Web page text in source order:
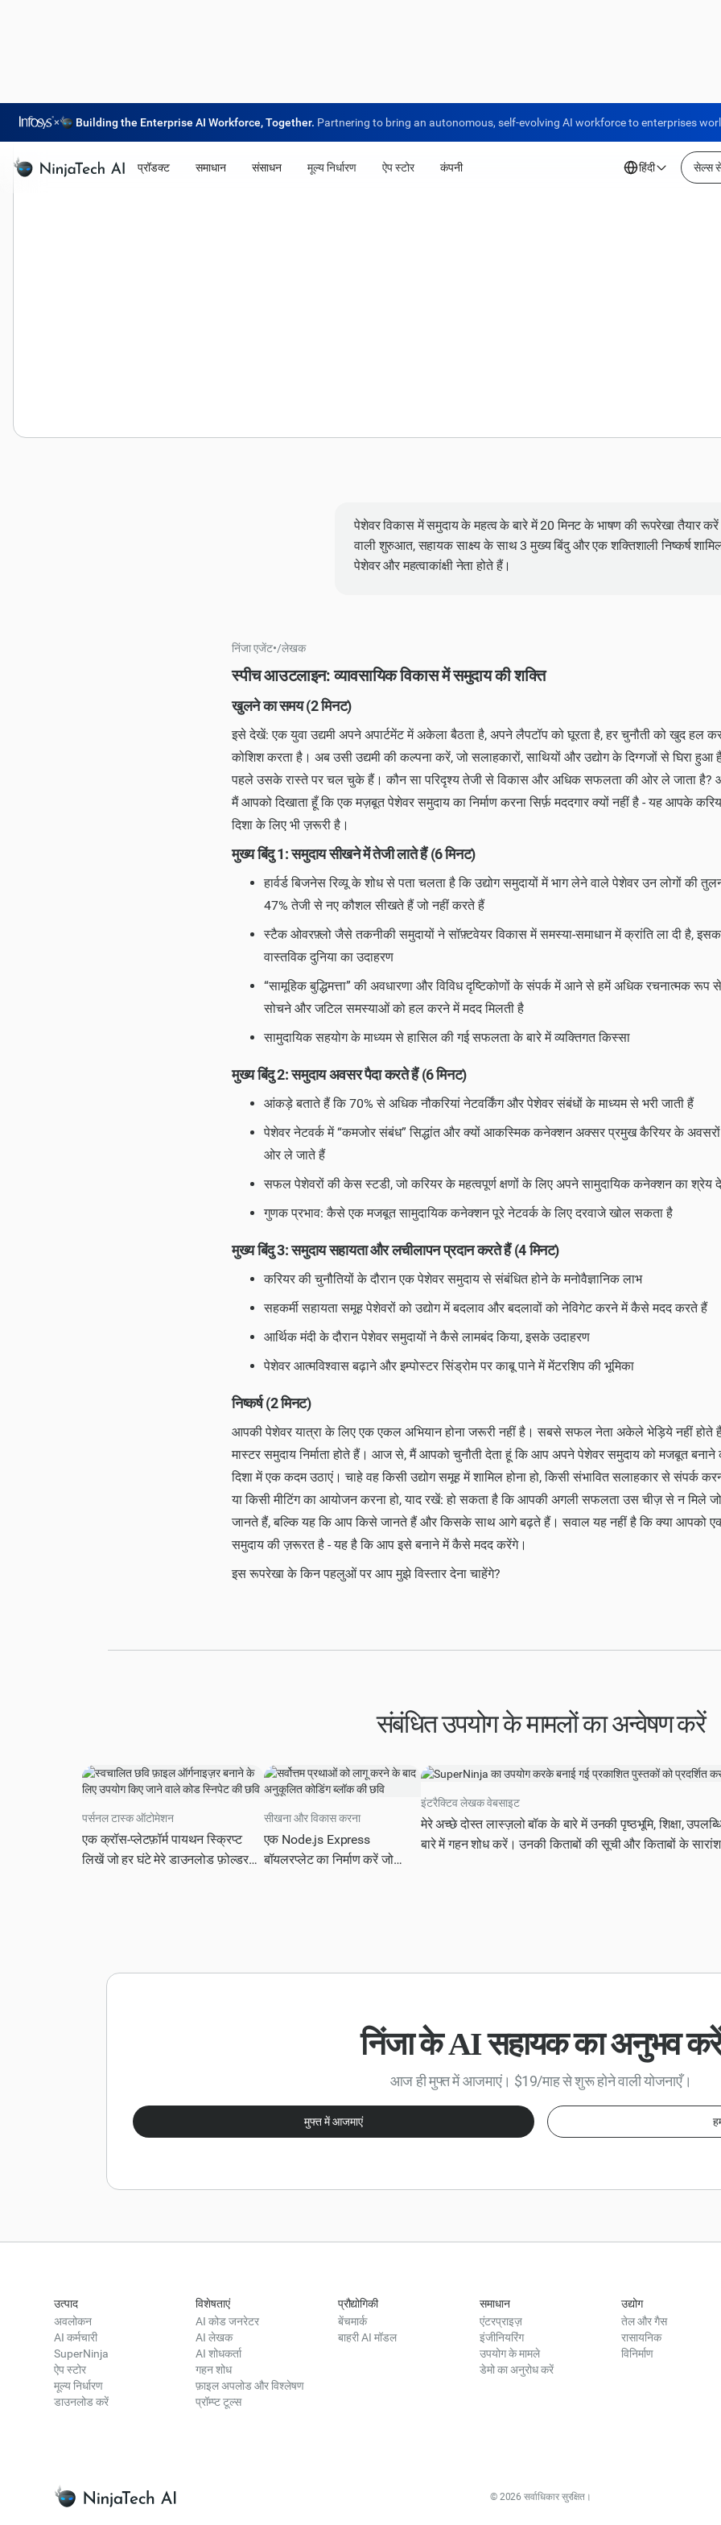
× Building the Enterprise AI Workforce, Together. Partnering to bring an autonomous, self-evolving AI workforce to enterprises
प्रॉडक्ट समाधान संसाधन मूल्य निर्धारण ऐप स्टोर कंपनी हिंदी सेल्स
पेशेवर विकास में समुदाय के महत्व के बारे में 20 मिनट के भाषण की रूपरेखा तैयार
वाली शुरुआत, सहायक साक्ष्य के साथ 3 मुख्य बिंदु और एक शक्तिशाली निष्कर्ष
पेशेवर और महत्वाकांक्षी नेता होते हैं।
निंजा एजेंट•/लेखक
स्पीच आउटलाइन: व्यावसायिक विकास में समुदाय की शक्ति
खुलने का समय (2 मिनट)
इसे देखें: एक युवा उद्यमी अपने अपार्टमेंट में अकेला बैठता है, अपने लैपटॉप को घूरता है, हर चुनौती को खुद हल
कोशिश करता है। अब उसी उद्यमी की कल्पना करें, जो सलाहकारों, साथियों और उद्योग के दिग्गजों से घिरा हुआ
पहले उसके रास्ते पर चल चुके हैं। कौन सा परिदृश्य तेजी से विकास और अधिक सफलता की ओर ले जाता है?
मैं आपको दिखाता हूँ कि एक मज़बूत पेशेवर समुदाय का निर्माण करना सिर्फ़ मददगार क्यों नहीं है - यह आपके
दिशा के लिए भी ज़रूरी है।
मुख्य बिंदु 1: समुदाय सीखने में तेजी लाते हैं (6 मिनट)
हार्वर्ड बिजनेस रिव्यू के शोध से पता चलता है कि उद्योग समुदायों में भाग लेने वाले पेशेवर उन लोगों की
47% तेजी से नए कौशल सीखते हैं जो नहीं करते हैं
स्टैक ओवरफ़्लो जैसे तकनीकी समुदायों ने सॉफ़्टवेयर विकास में समस्या-समाधान में क्रांति ला दी है,
वास्तविक दुनिया का उदाहरण
“सामूहिक बुद्धिमत्ता” की अवधारणा और विविध दृष्टिकोणों के संपर्क में आने से हमें अधिक रचनात्मक रूप से
सोचने और जटिल समस्याओं को हल करने में मदद मिलती है
सामुदायिक सहयोग के माध्यम से हासिल की गई सफलता के बारे में व्यक्तिगत किस्सा
मुख्य बिंदु 2: समुदाय अवसर पैदा करते हैं (6 मिनट)
आंकड़े बताते हैं कि 70% से अधिक नौकरियां नेटवर्किंग और पेशेवर संबंधों के माध्यम से भरी जाती हैं
पेशेवर नेटवर्क में “कमजोर संबंध” सिद्धांत और क्यों आकस्मिक कनेक्शन अक्सर प्रमुख कैरियर के
ओर ले जाते हैं
सफल पेशेवरों की केस स्टडी, जो करियर के महत्वपूर्ण क्षणों के लिए अपने सामुदायिक कनेक्शन का श्रेय
गुणक प्रभाव: कैसे एक मजबूत सामुदायिक कनेक्शन पूरे नेटवर्क के लिए दरवाजे खोल सकता है
मुख्य बिंदु 3: समुदाय सहायता और लचीलापन प्रदान करते हैं (4 मिनट)
करियर की चुनौतियों के दौरान एक पेशेवर समुदाय से संबंधित होने के मनोवैज्ञानिक लाभ
सहकर्मी सहायता समूह पेशेवरों को उद्योग में बदलाव और बदलावों को नेविगेट करने में कैसे मदद करते हैं
आर्थिक मंदी के दौरान पेशेवर समुदायों ने कैसे लामबंद किया, इसके उदाहरण
पेशेवर आत्मविश्वास बढ़ाने और इम्पोस्टर सिंड्रोम पर काबू पाने में मेंटरशिप की भूमिका
निष्कर्ष (2 मिनट)
आपकी पेशेवर यात्रा के लिए एक एकल अभियान होना जरूरी नहीं है। सबसे सफल नेता अकेले भेड़िये नहीं होते
मास्टर समुदाय निर्माता होते हैं। आज से, मैं आपको चुनौती देता हूं कि आप अपने पेशेवर समुदाय को मजबूत बनाने
दिशा में एक कदम उठाएं। चाहे वह किसी उद्योग समूह में शामिल होना हो, किसी संभावित सलाहकार से संपर्क
या किसी मीटिंग का आयोजन करना हो, याद रखें: हो सकता है कि आपकी अगली सफलता उस चीज़ से न मिले
जानते हैं, बल्कि यह कि आप किसे जानते हैं और किसके साथ आगे बढ़ते हैं। सवाल यह नहीं है कि क्या आपको
समुदाय की ज़रूरत है - यह है कि आप इसे बनाने में कैसे मदद करेंगे।
इस रूपरेखा के किन पहलुओं पर आप मुझे विस्तार देना चाहेंगे?
संबंधित उपयोग के मामलों का अन्वेषण करें
पर्सनल टास्क ऑटोमेशन
एक क्रॉस-प्लेटफ़ॉर्म पायथन स्क्रिप्ट
लिखें जो हर घंटे मेरे डाउनलोड फ़ोल्डर
सीखना और विकास करना
एक Node.js Express
बॉयलरप्लेट का निर्माण करें जो
इंटरैक्टिव लेखक वेबसाइट
मेरे अच्छे दोस्त लास्ज़लो बॉक के बारे में उनकी पृष्ठभूमि, शिक्षा,
बारे में गहन शोध करें। उनकी किताबों की सूची और किताबों के
निंजा के AI सहायक का अनुभव करें
आज ही मुफ्त में आजमाएं। $19/माह से शुरू होने वाली योजनाएँ।
मुफ्त में आजमाएं
उत्पाद
अवलोकन
AI कर्मचारी
SuperNinja
ऐप स्टोर
मूल्य निर्धारण
डाउनलोड करें
विशेषताएं
AI कोड जनरेटर
AI लेखक
AI शोधकर्ता
गहन शोध
फ़ाइल अपलोड और विश्लेषण
प्रॉम्प्ट टूल्स
प्रौद्योगिकी
बेंचमार्क
बाहरी AI मॉडल
समाधान
एंटरप्राइज़
इंजीनियरिंग
उपयोग के मामले
डेमो का अनुरोध करें
उद्योग
तेल और गैस
रासायनिक
विनिर्माण
© 2026 सर्वाधिकार सुरक्षित।